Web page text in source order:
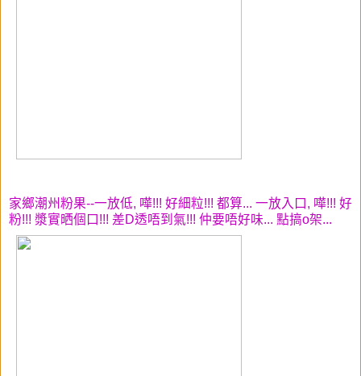
家鄉潮州粉果--一放低, 嘩!!! 好細粒!!! 都算... 一放入口, 嘩!!! 好
粉!!! 漿實晒個口!!! 差D透唔到氣!!! 仲要唔好味... 點搞o架...